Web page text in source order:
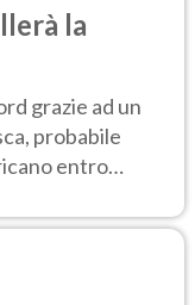
la
grazie ad un
probabile
entro